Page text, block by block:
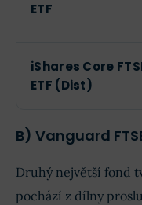
ETF
iShares Core
ETF (Dist)
B) Vanguard
Druhý největší fond
pochází z dílny